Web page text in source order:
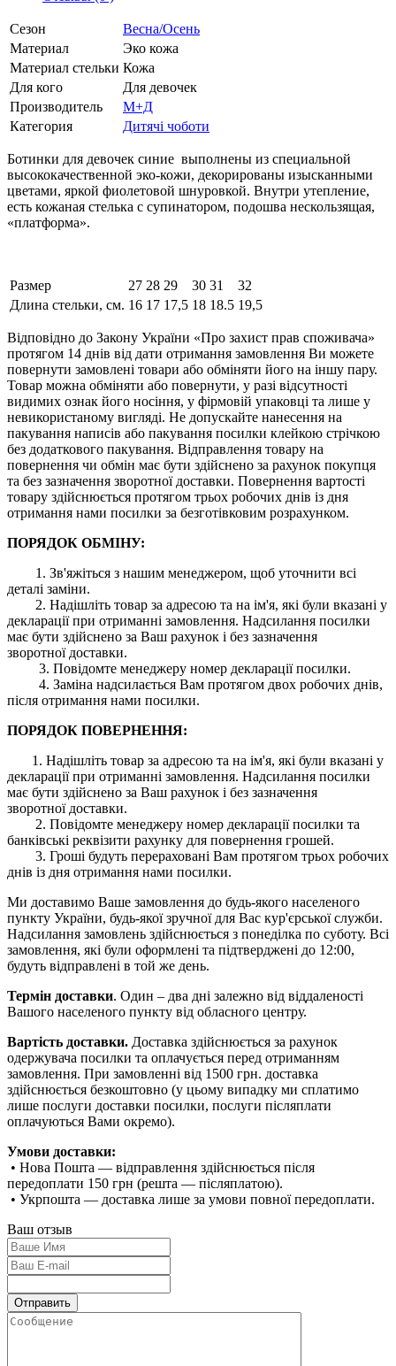
Сезон
Весна/Осень
Материал
Эко кожа
Материал стельки Кожа
Для кого
Для девочек
Производитель
М+Д
Категория
Дитячі чоботи
Ботинки для девочек синие выполнены из специальной
высококачественной эко-кожи, декорированы изысканными
цветами, яркой фиолетовой шнуровкой. Внутри утепление,
есть кожаная стелька с супинатором, подошва нескользящая,
«платформа».
Размер 27 28 29 30 31
32
Длина стельки, см. 16 17 17,5 18 18.5 19,5
Відповідно до Закону України «Про захист прав споживача»
протягом 14 днів від дати отримання замовлення Ви можете
повернути замовлені товари або обміняти його на іншу пару.
Товар можна обміняти або повернути, у разі відсутності
видимих ​​ознак його носіння, у фірмовій упаковці та лише у
невикористаному вигляді. Не допускайте нанесення на
пакування написів або пакування посилки клейкою стрічкою
без додаткового пакування. Відправлення товару на
повернення чи обмін має бути здійснено за рахунок покупця
та без зазначення зворотної доставки. Повернення вартості
товару здійснюється протягом трьох робочих днів із дня
отримання нами посилки за безготівковим розрахунком.
ПОРЯДОК ОБМІНУ:
1. Зв'яжіться з нашим менеджером, щоб уточнити всі
деталі заміни.
2. Надішліть товар за адресою та на ім'я, які були вказані у
декларації при отриманні замовлення. Надсилання посилки
має бути здійснено за Ваш рахунок і без зазначення
зворотної доставки.
3. Повідомте менеджеру номер декларації посилки.
4. Заміна надсилається Вам протягом двох робочих днів,
після отримання нами посилки.
ПОРЯДОК ПОВЕРНЕННЯ:
1. Надішліть товар за адресою та на ім'я, які були вказані у
декларації при отриманні замовлення. Надсилання посилки
має бути здійснено за Ваш рахунок і без зазначення
зворотної доставки.
2. Повідомте менеджеру номер декларації посилки та
банківські реквізити рахунку для повернення грошей.
3. Гроші будуть перераховані Вам протягом трьох робочих
днів із дня отримання нами посилки.
Ми доставимо Ваше замовлення до будь-якого населеного
пункту України, будь-якої зручної для Вас кур'єрської служби.
Надсилання замовлень здійснюється з понеділка по суботу. Всі
замовлення, які були оформлені та підтверджені до 12:00,
будуть відправлені в той же день.
Термін доставки. Один – два дні залежно від віддаленості
Вашого населеного пункту від обласного центру.
Вартість доставки. Доставка здійснюється за рахунок
одержувача посилки та оплачується перед отриманням
замовлення. При замовленні від 1500 грн. доставка
здійснюється безкоштовно (у цьому випадку ми сплатимо
лише послуги доставки посилки, послуги післяплати
оплачуються Вами окремо).
Умови доставки:
• Нова Пошта — відправлення здійснюється після
передоплати 150 грн (решта — післяплатою).
• Укрпошта — доставка лише за умови повної передоплати.
Ваш отзыв